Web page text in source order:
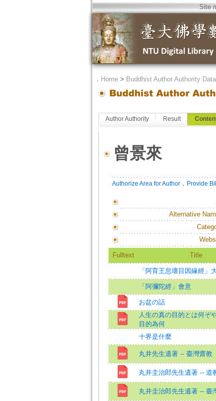
Site
． Home> Buddhist Author Authority
Author Authority Result
曾景來
Authorize Area for Author． Provide
Alternative
Fulltext Title
「阿育王息壞目因緣經」
「阿彌陀經」會意
お盆の話
人生の真の目的とは何ぞ
目的為何
十界是什麼
丸井先生遺著 -- 臺灣齋教
丸井圭治郎先生遺著 -- 道
丸井圭治郎先生遺著 -- 臺